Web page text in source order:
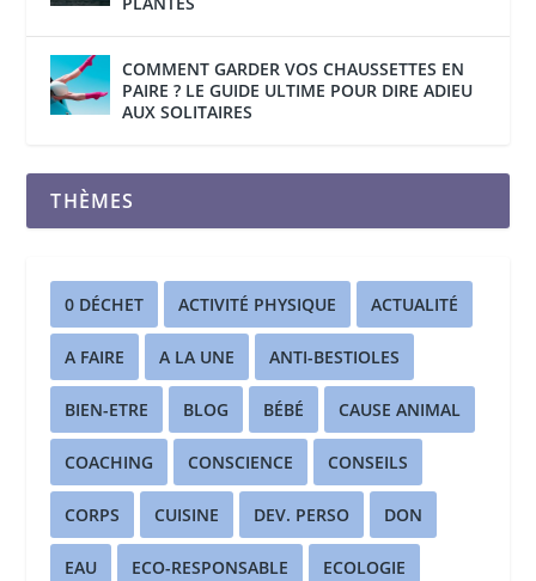
COMMENT GARDER VOS CHAUSSETTES EN
PAIRE ? LE GUIDE ULTIME POUR DIRE ADIEU
AUX SOLITAIRES
THÈMES
0 DÉCHET ACTIVITÉ PHYSIQUE ACTUALITÉ
A FAIRE A LA UNE ANTI-BESTIOLES
BIEN-ETRE BLOG BÉBÉ CAUSE ANIMAL
COACHING CONSCIENCE CONSEILS
CORPS CUISINE DEV. PERSO DON
EAU ECO-RESPONSABLE ECOLOGIE